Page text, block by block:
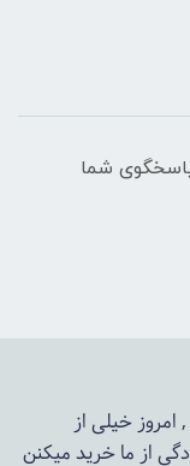
روز هفته ، از ساعت 10:00 تا 22:00 پاسخگوی شما
خیلی از
از ما خرید میکنن